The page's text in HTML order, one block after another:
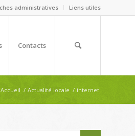
administratives Liens utiles
Contacts
Accueil / Actualité locale / internet